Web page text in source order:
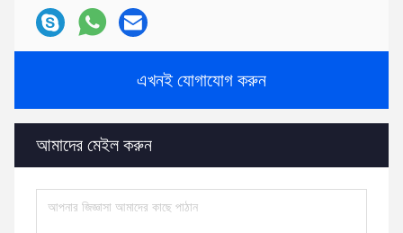
এখনই যোগাযোগ করুন
আমাদের মেইল ​​করুন